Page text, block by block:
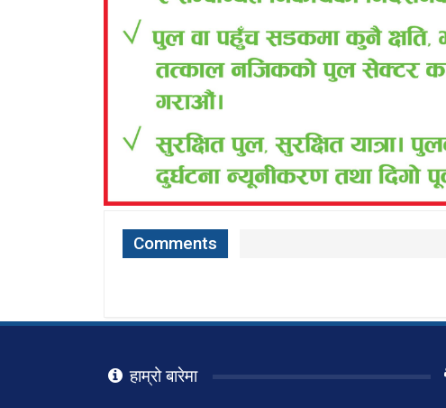
Comments
हाम्रो बारेमा